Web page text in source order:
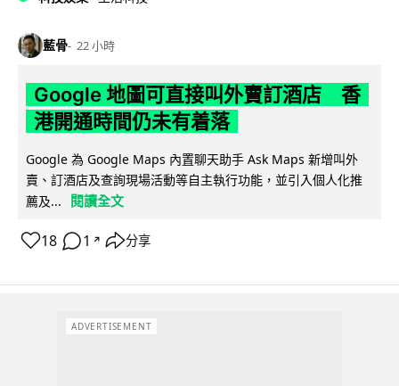
藍骨 22 小時
Google 地圖可直接叫外賣訂酒店 香
港開通時間仍未有着落
Google 為 Google Maps 內置聊天助手 Ask Maps 新增叫外
賣、訂酒店及查詢現場活動等自主執行功能，並引入個人化推
薦及...
閱讀全文
18 1 ↗ 分享
ADVERTISEMENT